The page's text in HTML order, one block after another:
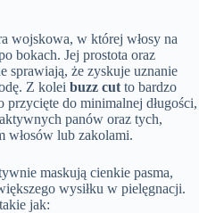
wojskowa, w której włosy na
bokach. Jej prostota oraz
sprawiają, że zyskuje uznanie
Z kolei buzz cut to bardzo
przycięte do minimalnej długości,
panów oraz tych,
włosów lub zakolami.
maskują cienkie pasma,
wysiłku w pielęgnacji.
jak: